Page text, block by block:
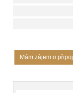
Mám zájem o